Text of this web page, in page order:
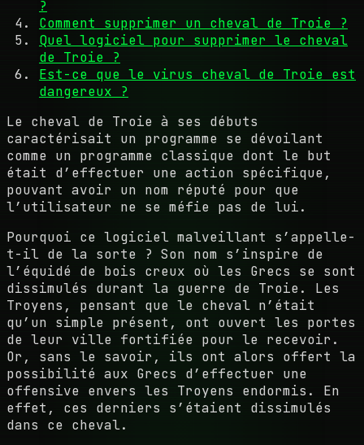
?
Comment supprimer un cheval de Troie ?
Quel logiciel pour supprimer le cheval
de Troie ?
Est-ce que le virus cheval de Troie est
dangereux ?
Le cheval de Troie à ses débuts
caractérisait un programme se dévoilant
comme un programme classique dont le but
était d’effectuer une action spécifique,
pouvant avoir un nom réputé pour que
l’utilisateur ne se méfie pas de lui.
Pourquoi ce logiciel malveillant s’appelle-
t-il de la sorte ? Son nom s’inspire de
l’équidé de bois creux où les Grecs se sont
dissimulés durant la guerre de Troie. Les
Troyens, pensant que le cheval n’était
qu’un simple présent, ont ouvert les portes
de leur ville fortifiée pour le recevoir.
Or, sans le savoir, ils ont alors offert la
possibilité aux Grecs d’effectuer une
offensive envers les Troyens endormis. En
effet, ces derniers s’étaient dissimulés
dans ce cheval.